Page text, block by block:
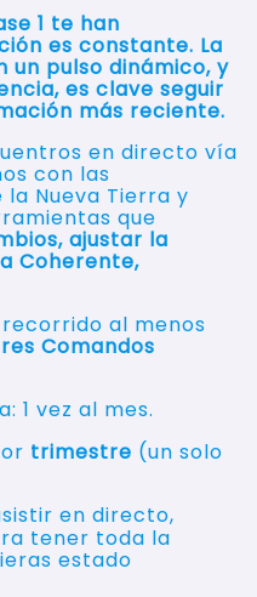
1 te han
es constante. La
un pulso dinámico, y
es clave seguir
más reciente.
en directo vía
con las
Nueva Tierra y
que
ajustar la
Coherente,
al menos
Comandos
1 vez al mes.
trimestre (un solo
en directo,
tener toda la
estado